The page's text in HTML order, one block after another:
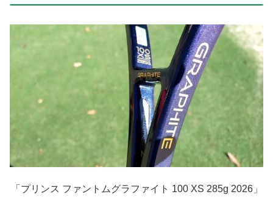
「プリンス ファントムグラファイト 100 XS 285g 2026」